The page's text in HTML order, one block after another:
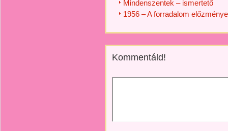
Mindenszentek – ismertető
1956 – A forradalom
Kommentáld!